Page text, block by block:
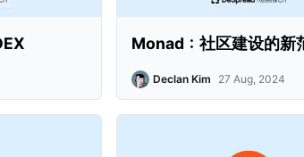
Monad：社区建设的新
Declan Kim 27 Aug, 2024